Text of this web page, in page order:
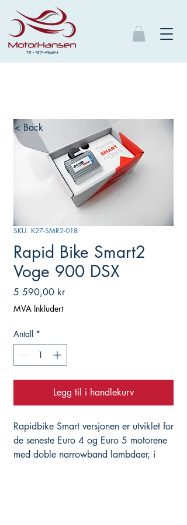
SKU: K27-SMR2-018
Rapid Bike Smart2
Voge 900 DSX
5 590,00 krPris
MVA Inkludert
Antall *
Legg til i handlekurv
Rapidbike Smart versjonen er utviklet for
de seneste Euro 4 og Euro 5 motorene
med doble narrowband lambdaer, i
< Back